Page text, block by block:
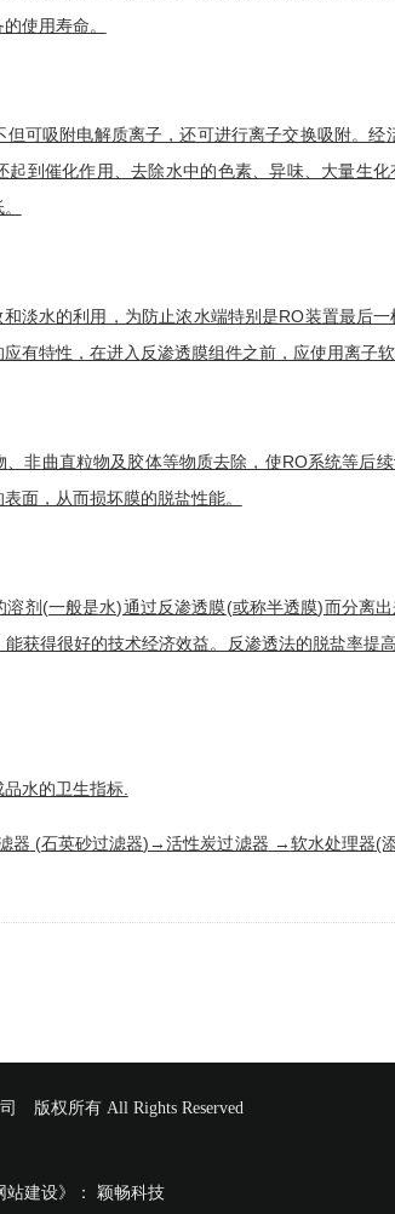
使用寿命。
但可吸附电解质离子，还可进行离子交换吸附。经
起到催化作用、去除水中的色素、异味、大量生
淡水的利用，为防止浓水端特别是RO装置最后
有特性，在进入 反渗透膜组件之前，应使用离子
、非曲直粒物及胶体等物质去除，使RO系统等后
面，从而损坏膜的脱盐性能。
溶剂(一般是水)通过反渗透膜(或称半透膜)而分离
获得很好的技术经济效益。反渗透法的脱盐率提
水的卫生指标.
器 (石英砂过滤器)→活性炭过滤器 →软水处理器(
版权所有 All Rights Reserved
建设》： 颖畅科技